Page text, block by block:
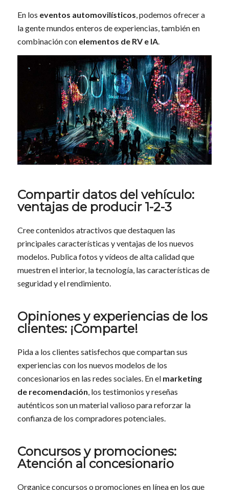
En los eventos automovilísticos, podemos ofrecer a
la gente mundos enteros de experiencias, también en
combinación con elementos de RV e IA.
Compartir datos del vehículo:
ventajas de producir 1-2-3
Cree contenidos atractivos que destaquen las
principales características y ventajas de los nuevos
modelos. Publica fotos y vídeos de alta calidad que
muestren el interior, la tecnología, las características de
seguridad y el rendimiento.
Opiniones y experiencias de los
clientes: ¡Comparte!
Pida a los clientes satisfechos que compartan sus
experiencias con los nuevos modelos de los
concesionarios en las redes sociales. En el marketing
de recomendación , los testimonios y reseñas
auténticos son un material valioso para reforzar la
confianza de los compradores potenciales.
Concursos y promociones:
Atención al concesionario
Organice concursos o promociones en línea en los que